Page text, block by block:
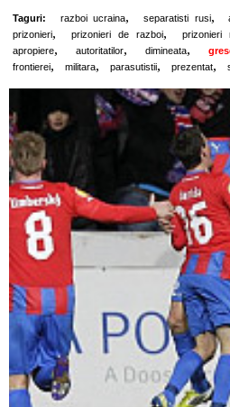
Taguri: razboi ucraina, separatisti rusi,
prizonieri, prizonieri de razboi, prizonieri
apropiere, autoritatilor, dimineata,
frontierei, militara, parasutistii, prezentat,